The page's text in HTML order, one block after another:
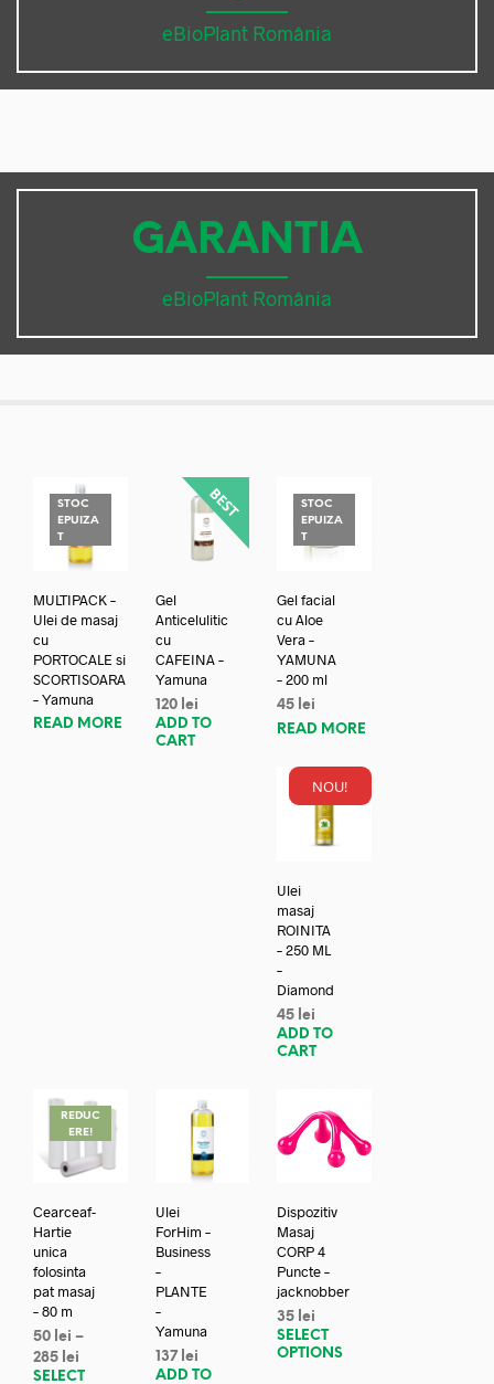
eBioPlant România
GARANTIA
eBioPlant România
STOC
EPUIZA
T
MULTIPACK –
Ulei de masaj
cu
PORTOCALE si
SCORTISOARA
– Yamuna
READ MORE
Gel
Anticelulitic
cu
CAFEINA –
Yamuna
120 lei
ADD TO
CART
STOC
EPUIZA
T
Gel facial
cu Aloe
Vera –
YAMUNA
– 200 ml
45 lei
READ MORE
NOU!
Ulei
masaj
ROINITA
– 250 ML
–
Diamond
45 lei
ADD TO
CART
REDUC
ERE!
Cearceaf-
Hartie
unica
folosinta
pat masaj
– 80 m
50 lei –
285 lei
SELECT
Ulei
ForHim –
Business
–
PLANTE
–
Yamuna
137 lei
ADD TO
Dispozitiv
Masaj
CORP 4
Puncte –
jacknobber
35 lei
SELECT
OPTIONS